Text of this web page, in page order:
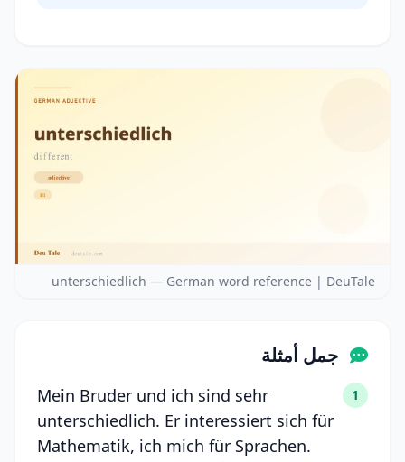
unterschiedlich — German word reference | DeuTale
جمل أمثلة
1
Mein Bruder und ich sind sehr
unterschiedlich. Er interessiert sich für
Mathematik, ich mich für Sprachen.